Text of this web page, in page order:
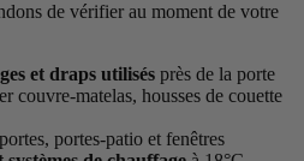
de vérifier au moment de votre
et draps utilisés près de la porte
couvre-matelas, housses de couette
portes, portes-patio et fenêtres